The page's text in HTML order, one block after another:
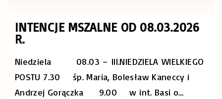
INTENCJE MSZALNE OD 08.03.2026
R.
Niedziela 08.03 – III.NIEDZIELA WIELKIEGO
POSTU 7.30 śp. Maria, Bolesław Kaneccy i
Andrzej Gorączka 9.00 w int. Basi o…